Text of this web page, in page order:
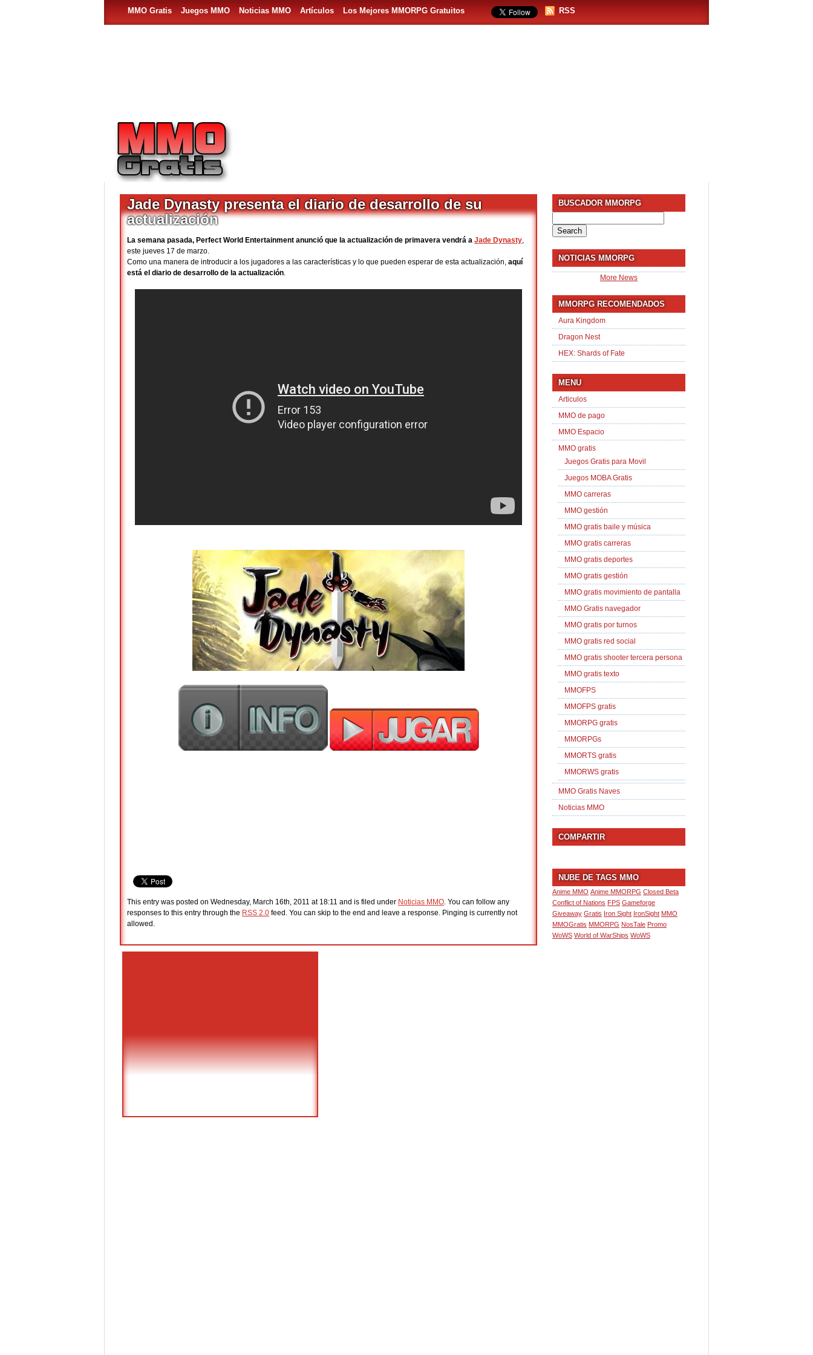
MMO Gratis Juegos MMO Noticias MMO Artículos Los Mejores MMORPG Gratuitos RSS
Jade Dynasty presenta el diario de desarrollo de su
actualización
La semana pasada, Perfect World Entertainment anunció que la actualización de primavera vendrá a Jade Dynasty,
este jueves 17 de marzo.
Como una manera de introducir a los jugadores a las características y lo que pueden esperar de esta actualización, aquí
está el diario de desarrollo de la actualización.
This entry was posted on Wednesday, March 16th, 2011 at 18:11 and is filed under Noticias MMO. You can follow any
responses to this entry through the RSS 2.0 feed. You can skip to the end and leave a response. Pinging is currently not
allowed.
BUSCADOR MMORPG
for:
NOTICIAS MMORPG
More News
MMORPG RECOMENDADOS
Aura Kingdom
Dragon Nest
HEX: Shards of Fate
MENU
Articulos
MMO de pago
MMO Espacio
MMO gratis
Juegos Gratis para Movil
Juegos MOBA Gratis
MMO carreras
MMO gestión
MMO gratis baile y música
MMO gratis carreras
MMO gratis deportes
MMO gratis gestión
MMO gratis movimiento de pantalla
MMO Gratis navegador
MMO gratis por turnos
MMO gratis red social
MMO gratis shooter tercera persona
MMO gratis texto
MMOFPS
MMOFPS gratis
MMORPG gratis
MMORPGs
MMORTS gratis
MMORWS gratis
MMO Gratis Naves
Noticias MMO
COMPARTIR
NUBE DE TAGS MMO
Anime MMO Anime MMORPG Closed Beta
Conflict of Nations FPS Gameforge
Giveaway Gratis Iron Sight IronSight MMO
MMOGratis MMORPG NosTale Promo
WoWS World of WarShips WoWS